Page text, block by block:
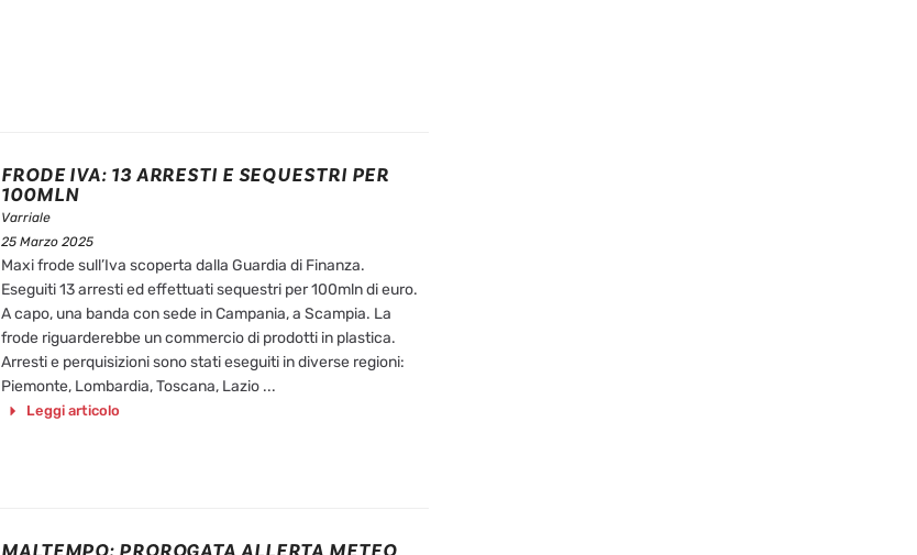
FRODE IVA: 13 ARRESTI E SEQUESTRI PER
100MLN
Varriale
25 Marzo 2025
Maxi frode sull’Iva scoperta dalla Guardia di Finanza.
Eseguiti 13 arresti ed effettuati sequestri per 100mln di euro.
A capo, una banda con sede in Campania, a Scampia. La
frode riguarderebbe un commercio di prodotti in plastica.
Arresti e perquisizioni sono stati eseguiti in diverse regioni:
Piemonte, Lombardia, Toscana, Lazio ...
Leggi articolo